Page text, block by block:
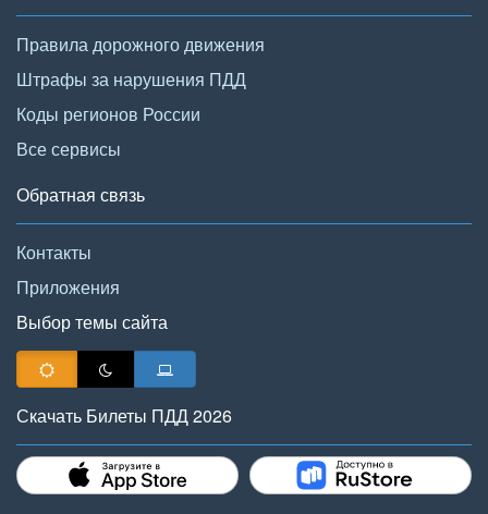
Правила дорожного движения
Штрафы за нарушения ПДД
Коды регионов России
Все сервисы
Обратная связь
Контакты
Приложения
Выбор темы сайта
Скачать Билеты ПДД 2026